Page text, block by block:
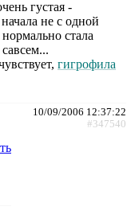
густая -
не с одной
стала
гигрофила
10/09/2006 12:37:22
#347540